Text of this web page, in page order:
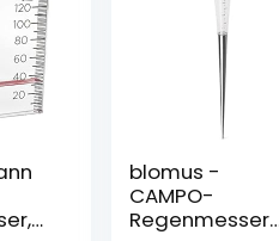
blomus -
CAMPO-
Regenmesser